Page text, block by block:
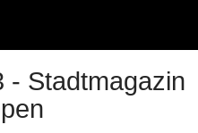
- Stadtmagazin